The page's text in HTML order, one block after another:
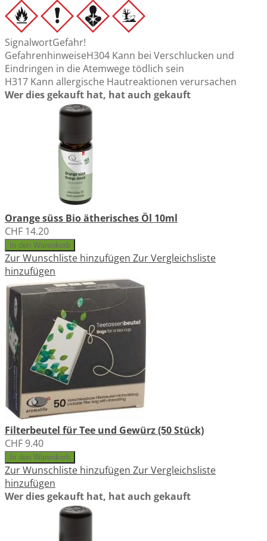
SignalwortGefahr!
GefahrenhinweiseH304 Kann bei Verschlucken und
Eindringen in die Atemwege tödlich sein
H317 Kann allergische Hautreaktionen verursachen
Wer dies gekauft hat, hat auch gekauft
Orange süss Bio ätherisches Öl 10ml
CHF 14.20
In den Warenkorb
Zur Wunschliste hinzufügen Zur Vergleichsliste
hinzufügen
Filterbeutel für Tee und Gewürz (50 Stück)
CHF 9.40
In den Warenkorb
Zur Wunschliste hinzufügen Zur Vergleichsliste
hinzufügen
Wer dies gekauft hat, hat auch gekauft